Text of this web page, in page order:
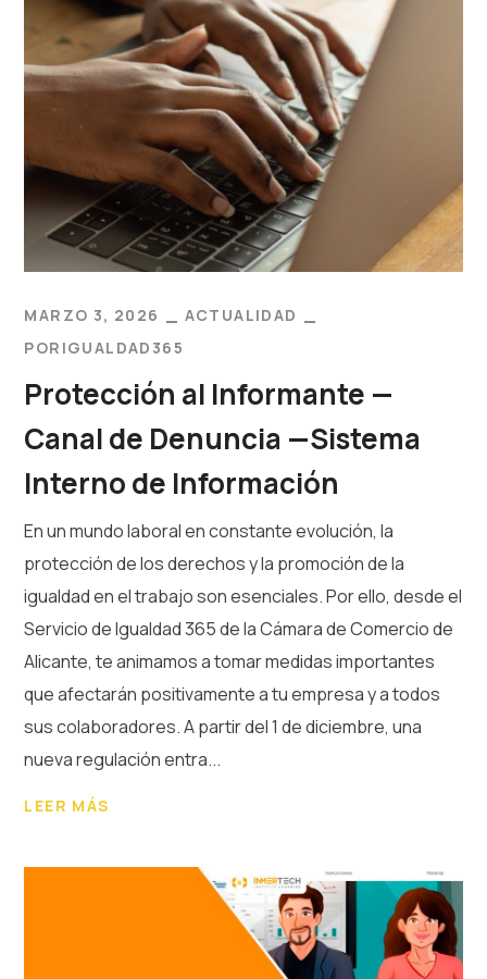
MARZO 3, 2026
ACTUALIDAD
POR IGUALDAD365
Protección al Informante —
Canal de Denuncia —Sistema
Interno de Información
En un mundo laboral en constante evolución, la
protección de los derechos y la promoción de la
igualdad en el trabajo son esenciales. Por ello, desde el
Servicio de Igualdad 365 de la Cámara de Comercio de
Alicante, te animamos a tomar medidas importantes
que afectarán positivamente a tu empresa y a todos
sus colaboradores. A partir del 1 de diciembre, una
nueva regulación entra...
LEER MÁS